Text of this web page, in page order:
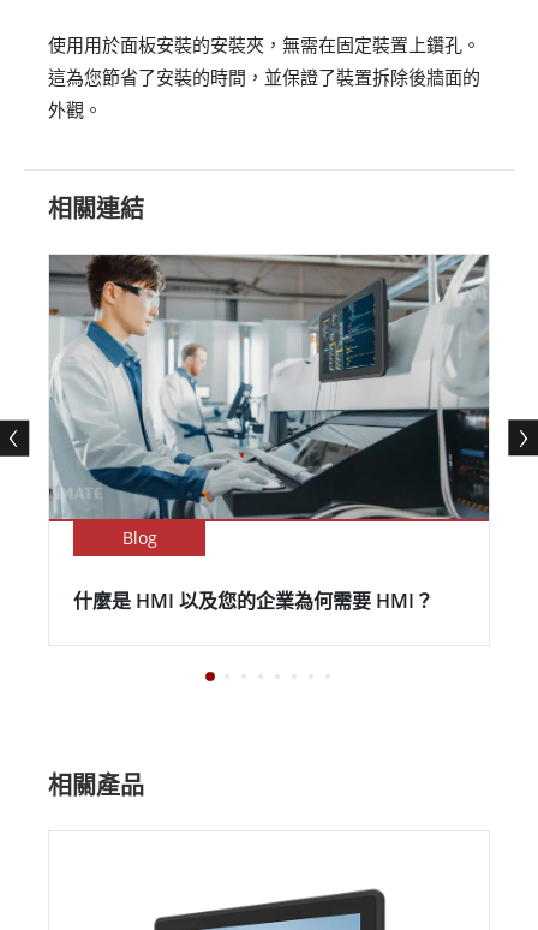
使用用於面板安裝的安裝夾，無需在固定裝置上鑽孔。
這為您節省了安裝的時間，並保證了裝置拆除後牆面的
外觀。
相關連結
Blog
什麼是 HMI 以及您的企業為何需要 HMI？
相關產品